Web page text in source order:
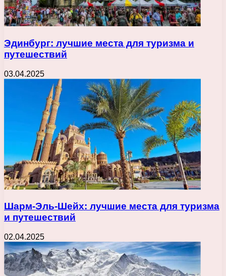
Эдинбург: лучшие места для туризма и
путешествий
03.04.2025
Шарм-Эль-Шейх: лучшие места для туризма
и путешествий
02.04.2025